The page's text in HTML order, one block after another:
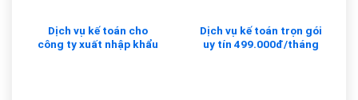
Dịch vụ kế toán cho
công ty xuất nhập khẩu
Dịch vụ kế toán trọn gói
uy tín 499.000đ/tháng